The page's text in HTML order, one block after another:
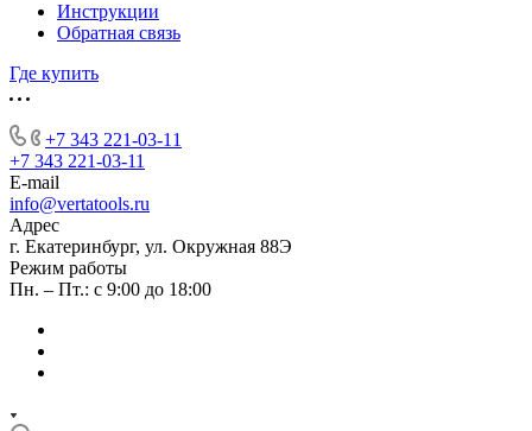
Инструкции
Обратная связь
Где купить
+7 343 221-03-11
+7 343 221-03-11
E-mail
info@vertatools.ru
Адрес
г. Екатеринбург, ул. Окружная 88Э
Режим работы
Пн. – Пт.: с 9:00 до 18:00